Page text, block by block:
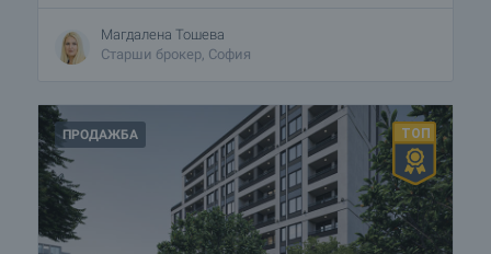
Магдалена Тошева
Старши брокер, София
ПРОДАЖБА